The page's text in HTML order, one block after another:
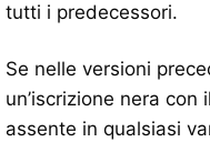
tutti i predecessori.
Se nelle versioni
un’iscrizione nera
assente in qualsiasi